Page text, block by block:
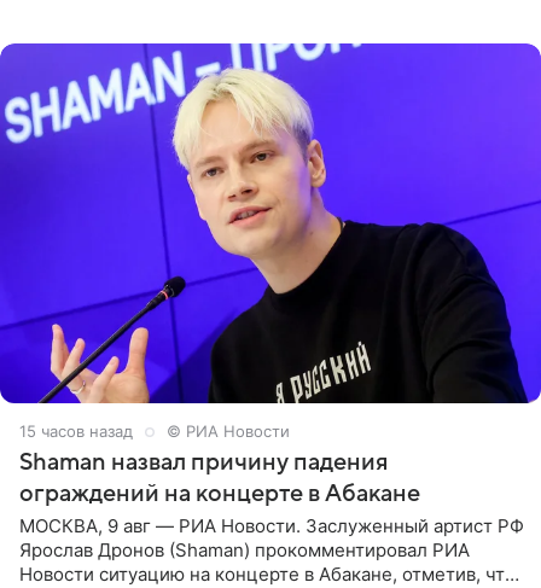
15 часов назад © РИА Новости
Shaman назвал причину падения
ограждений на концерте в Абакане
МОСКВА, 9 авг — РИА Новости. Заслуженный артист РФ
Ярослав Дронов (Shaman) прокомментировал РИА
Новости ситуацию на концерте в Абакане, отметив, что